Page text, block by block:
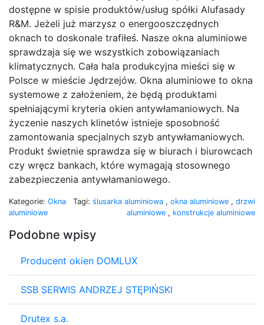
dostępne w spisie produktów/usług spółki Alufasady
R&M. Jeżeli już marzysz o energooszczędnych
oknach to doskonale trafiłeś. Nasze okna aluminiowe
sprawdzaja się we wszystkich zobowiązaniach
klimatycznych. Cała hala produkcyjna mieści się w
Polsce w mieście Jędrzejów. Okna aluminiowe to okna
systemowe z założeniem, że będą produktami
spełniającymi kryteria okien antywłamaniowych. Na
życzenie naszych klinetów istnieje sposobność
zamontowania specjalnych szyb antywłamaniowych.
Produkt świetnie sprawdza się w biurach i biurowcach
czy wręcz bankach, które wymagają stosownego
zabezpieczenia antywłamaniowego.
Kategorie: Okna
aluminiowe
Tagi: ślusarka aluminiowa , okna aluminiowe , drzwi
aluminiowe , konstrukcje aluminiowe
Podobne wpisy
Producent okien DOMLUX
SSB SERWIS ANDRZEJ STĘPIŃSKI
Drutex s.a.